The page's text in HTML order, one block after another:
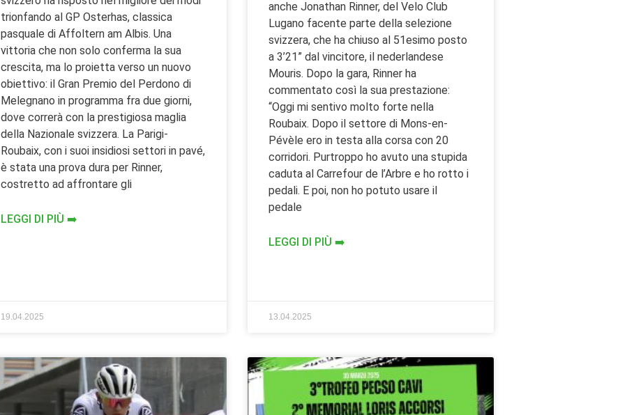
trionfando al GP Osterhas, classica
pasquale di Affoltern am Albis. Una
vittoria che non solo conferma la sua
crescita, ma lo proietta verso un nuovo
obiettivo: il Gran Premio del Perdono di
Melegnano in programma fra due giorni,
dove correrà con la prestigiosa maglia
della Nazionale svizzera. La Parigi-
Roubaix, con i suoi insidiosi settori in pavé,
è stata una prova dura per Rinner,
costretto ad affrontare gli
LEGGI DI PIÙ ➡️
19.04.2025
anche Jonathan Rinner, del Velo Club
Lugano facente parte della selezione
svizzera, che ha chiuso al 51esimo posto
a 3’21” dal vincitore, il nederlandese
Mouris. Dopo la gara, Rinner ha
commentato così la sua prestazione:
“Oggi mi sentivo molto forte nella
Roubaix. Dopo il settore di Mons-en-
Pévèle ero in testa alla corsa con 20
corridori. Purtroppo ho avuto una stupida
caduta al Carrefour de l’Arbre e ho rotto i
pedali. E poi, non ho potuto usare il
pedale
LEGGI DI PIÙ ➡️
13.04.2025